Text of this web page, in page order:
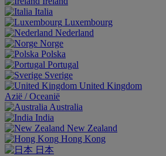
Italia
Luxembourg
Nederland
Norge
Polska
Portugal
Sverige
United Kingdom
Aziё / Oceaniё
Australia
India
New Zealand
Hong Kong
日本